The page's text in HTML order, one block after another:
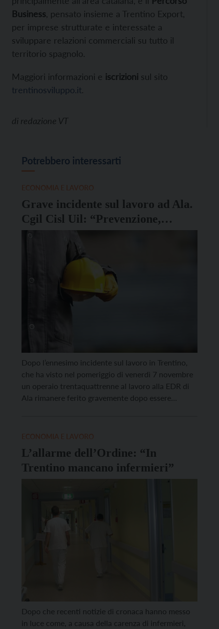
Business , pensato insieme a Trentino Export,
per imprese strutturate e interessate a
sviluppare relazioni commerciali su tutto il
territorio spagnolo.
Maggiori informazioni e iscrizioni sul sito
trentinosviluppo.it.
di redazione VT
Potrebbero interessarti
Grave incidente sul lavoro ad Ala.
Cgil Cisl Uil: “Prevenzione,
formazione e controlli non
sufficienti”
Dopo l’ennesimo incidente sul lavoro in Trentino,
che ha visto nel pomeriggio di venerdì 7 novembre
un operaio trentaquattrenne al lavoro alla EDR di
Ala rimanere ferito gravemente dopo essere
L’allarme dell’Ordine: “In
Trentino mancano infermieri”
Dopo che recenti notizie di cronaca hanno messo
in luce come, a causa della carenza di infermieri,